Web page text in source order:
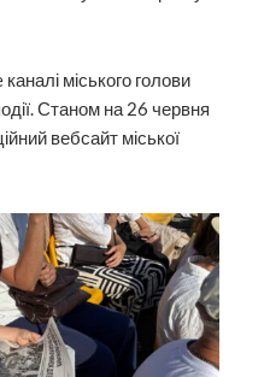
міського голови
Станом на 26 червня
вебсайт міської